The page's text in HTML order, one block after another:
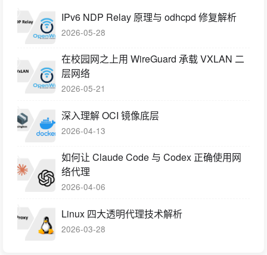
IPv6 NDP Relay 原理与 odhcpd 修复解析
2026-05-28
在校园网之上用 WireGuard 承载 VXLAN 二
层网络
2026-05-21
深入理解 OCI 镜像底层
2026-04-13
如何让 Claude Code 与 Codex 正确使用网
络代理
2026-04-06
Linux 四大透明代理技术解析
2026-03-28